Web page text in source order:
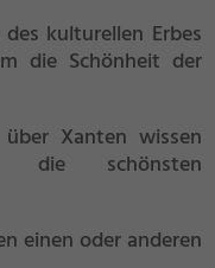
kulturellen Erbes
die Schönheit der
Xanten wissen
schönsten
einen oder anderen